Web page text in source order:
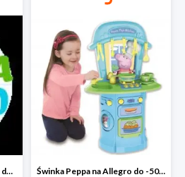
Powrót do szkoły na Allegro do -30% Świnka Peppa na Allegro do -50%